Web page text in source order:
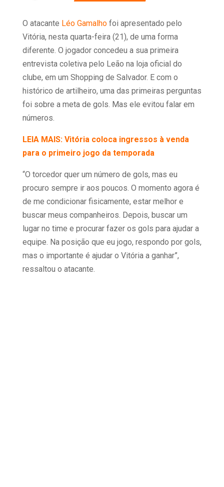
O atacante Léo Gamalhofoi apresentado pelo
Vitória, nesta quarta-feira (21), de uma forma
diferente. O jogador concedeu a sua primeira
entrevista coletiva pelo Leão na loja oficial do
clube, em um Shopping de Salvador. E com o
histórico de artilheiro, uma das primeiras perguntas
foi sobre a meta de gols. Mas ele evitou falar em
números.
LEIA MAIS: Vitória coloca ingressos à venda
para o primeiro jogo da temporada
“O torcedor quer um número de gols, mas eu
procuro sempre ir aos poucos. O momento agora é
de me condicionar fisicamente, estar melhor e
buscar meus companheiros. Depois, buscar um
lugar no time e procurar fazer os gols para ajudar a
equipe. Na posição que eu jogo, respondo por gols,
mas o importante é ajudar o Vitória a ganhar”,
ressaltou o atacante.